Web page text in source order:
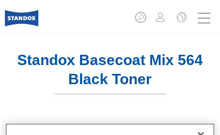
Standox Basecoat Mix 564
Black Toner